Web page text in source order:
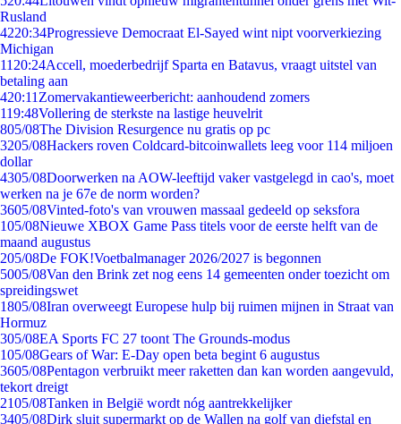
Rusland
4220:34Progressieve Democraat El-Sayed wint nipt voorverkiezing
Michigan
11 20:24Accell, moederbedrijf Sparta en Batavus, vraagt uitstel van
betaling aan
420:11 Zomervakantieweerbericht: aanhoudend zomers
119:48Vollering de sterkste na lastige heuvelrit
805/08The Division Resurgence nu gratis op pc
3205/08Hackers roven Coldcard-bitcoinwallets leeg voor 114 miljoen
dollar
4305/08Doorwerken na AOW-leeftijd vaker vastgelegd in cao's, moet
werken na je 67e de norm worden?
3605/08Vinted-foto's van vrouwen massaal gedeeld op seksfora
105/08Nieuwe XBOX Game Pass titels voor de eerste helft van de
maand augustus
205/08De FOK!Voetbalmanager 2026/2027 is begonnen
5005/08Van den Brink zet nog eens 14 gemeenten onder toezicht om
spreidingswet
1805/08Iran overweegt Europese hulp bij ruimen mijnen in Straat van
Hormuz
305/08EA Sports FC 27 toont The Grounds-modus
105/08Gears of War: E-Day open beta begint 6 augustus
3605/08Pentagon verbruikt meer raketten dan kan worden aangevuld,
tekort dreigt
2105/08Tanken in België wordt nóg aantrekkelijker
3405/08Dirk sluit supermarkt op de Wallen na golf van diefstal en